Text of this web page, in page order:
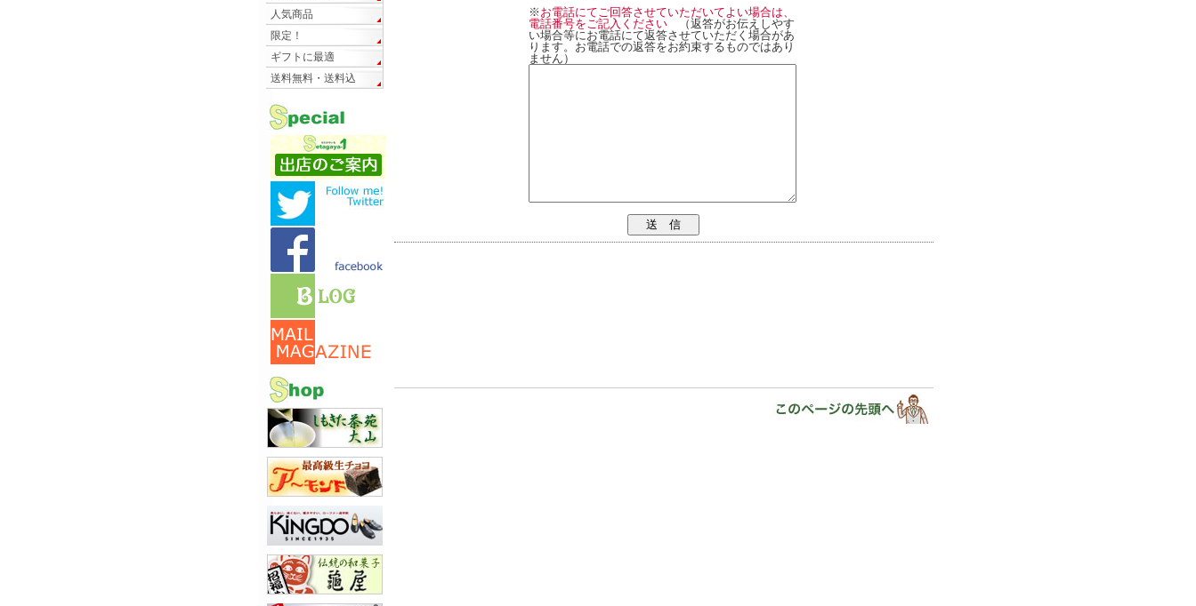
※ お電話にてご回答させていただいてよい場合は、
電話番号をご記入ください （返答がお伝えしやす
い場合等にお電話にて返答させていただく場合があ
ります。お電話での返答をお約束するものではあり
ません）
送 信
人気商品
限定！
ギフトに最適
送料無料・送料込